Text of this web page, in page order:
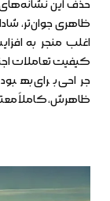
حذف این
ظاهری جوان‌تر،
اغلب منجر به
کیفیت تعاملات
جراحی برای
ظاهرش، کاملاً